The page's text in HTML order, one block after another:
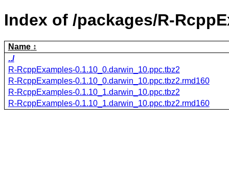
Index of /packages/R-
Name
../
R-RcppExamples-0.1.10_0.darwin_10.ppc.tbz2
R-RcppExamples-0.1.10_0.darwin_10.ppc.tbz2.rmd160
R-RcppExamples-0.1.10_1.darwin_10.ppc.tbz2
R-RcppExamples-0.1.10_1.darwin_10.ppc.tbz2.rmd160